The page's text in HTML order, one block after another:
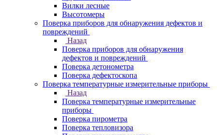
Вилки лесные
Высотомеры
Поверка приборов для обнаружения дефектов и
повреждений
Назад
Поверка приборов для обнаружения
дефектов и повреждений
Поверка детонометра
Поверка дефектоскопа
Поверка температурные измерительные приборы
Назад
Поверка температурные измерительные
приборы
Поверка пирометра
Поверка тепловизора